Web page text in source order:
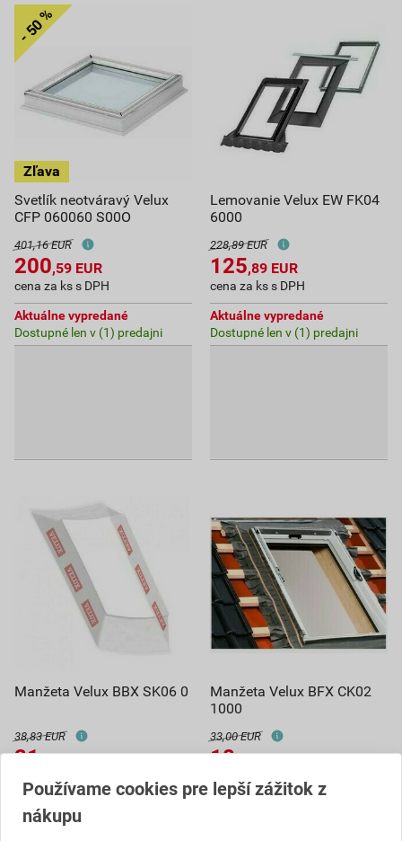
Svetlík neotváravý Velux
CFP 060060 S00O
401,16 EUR
200,59 EUR
cena za ks s DPH
Aktuálne vypredané
Dostupné len v (1) predajni
Lemovanie Velux EW FK04
6000
228,89 EUR
125,89 EUR
cena za ks s DPH
Aktuálne vypredané
Dostupné len v (1) predajni
Manžeta Velux BBX SK06 0
38,83 EUR
21,35EUR
Aktuálne vypredané
Dostupné len v (1) predajni
Manžeta Velux BFX CK02
1000
33,00 EUR
18,15EUR
Používame cookies pre lepší zážitok z
nákupu